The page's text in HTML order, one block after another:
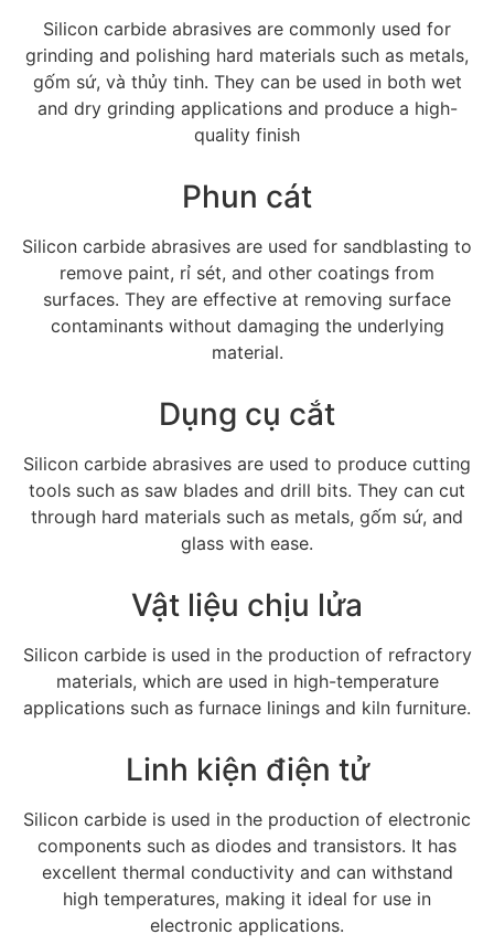
Silicon carbide abrasives are commonly used for
grinding and polishing hard materials such as metals,
gốm sứ, và thủy tinh. They can be used in both wet
and dry grinding applications and produce a high-
quality finish
Phun cát
Silicon carbide abrasives are used for sandblasting to
remove paint, rỉ sét, and other coatings from
surfaces. They are effective at removing surface
contaminants without damaging the underlying
material.
Dụng cụ cắt
Silicon carbide abrasives are used to produce cutting
tools such as saw blades and drill bits. They can cut
through hard materials such as metals, gốm sứ, and
glass with ease.
Vật liệu chịu lửa
Silicon carbide is used in the production of refractory
materials, which are used in high-temperature
applications such as furnace linings and kiln furniture.
Linh kiện điện tử
Silicon carbide is used in the production of electronic
components such as diodes and transistors. It has
excellent thermal conductivity and can withstand
high temperatures, making it ideal for use in
electronic applications.